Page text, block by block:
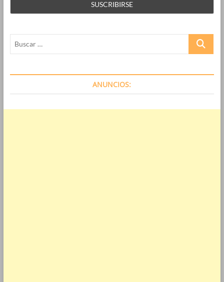
Buscar
ANUNCIOS: